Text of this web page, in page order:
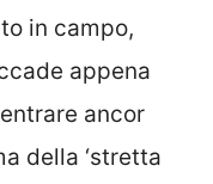
in campo,
appena
ancor
della ‘stretta